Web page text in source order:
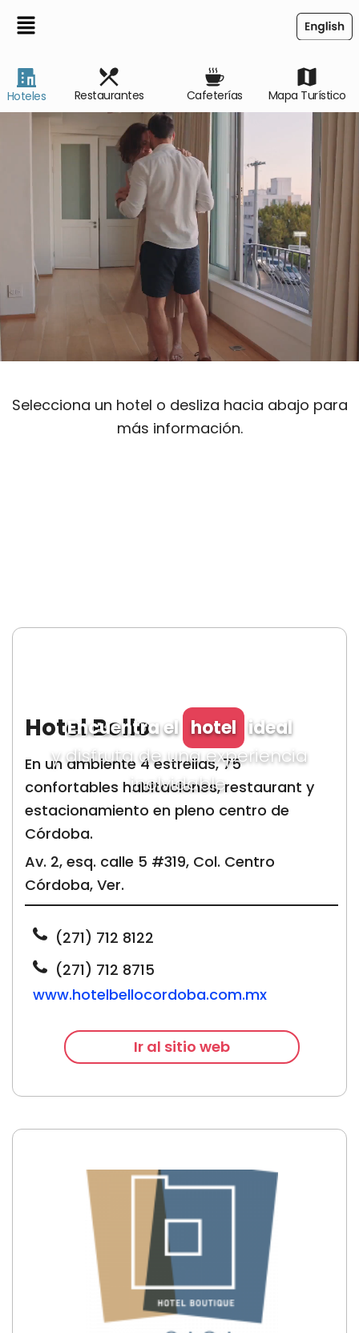
Restaurantes Cafeterías Mapa Turístico
Hoteles
Encuentra el hotel ideal
y disfruta de una experiencia
inolvidable.
Selecciona un hotel o desliza hacia abajo para
más información.
Hotel Bello
En un ambiente 4 estrellas, 75
confortables habitaciones, restaurant y
estacionamiento en pleno centro de
Córdoba.
Av. 2, esq. calle 5 #319, Col. Centro
Córdoba, Ver.
(271) 712 8122
(271) 712 8715
www.hotelbellocordoba.com.mx
Ir al sitio web